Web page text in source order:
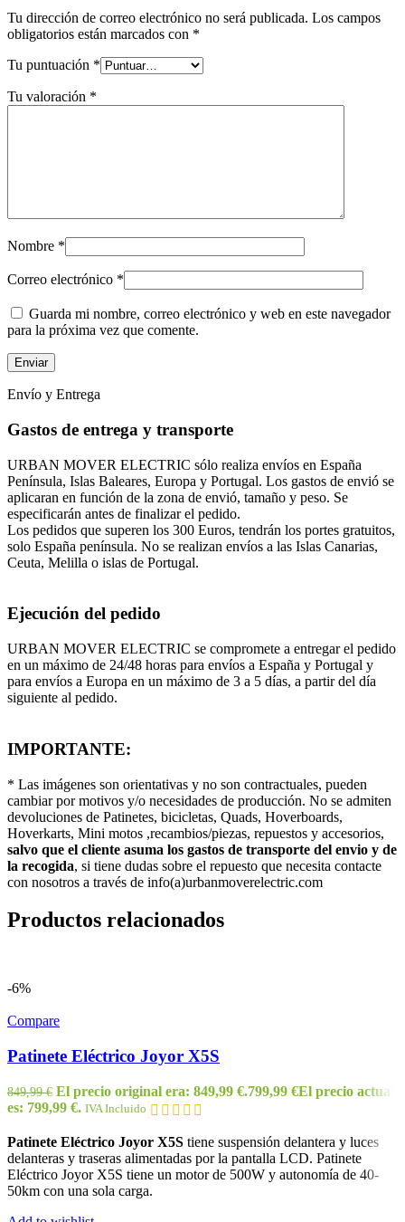
Tu dirección de correo electrónico no será publicada. Los campos
obligatorios están marcados con *
Tu puntuación *
Tu valoración *
Nombre *
Correo electrónico *
Guarda mi nombre, correo electrónico y web en este navegador
para la próxima vez que comente.
Envío y Entrega
Gastos de entrega y transporte
URBAN MOVER ELECTRIC sólo realiza envíos en España
Península, Islas Baleares, Europa y Portugal. Los gastos de envió se
aplicaran en función de la zona de envió, tamaño y peso. Se
especificarán antes de finalizar el pedido.
Los pedidos que superen los 300 Euros, tendrán los portes gratuitos,
solo España península. No se realizan envíos a las Islas Canarias,
Ceuta, Melilla o islas de Portugal.
Ejecución del pedido
URBAN MOVER ELECTRIC se compromete a entregar el pedido
en un máximo de 24/48 horas para envíos a España y Portugal y
para envíos a Europa en un máximo de 3 a 5 días, a partir del día
siguiente al pedido.
IMPORTANTE:
* Las imágenes son orientativas y no son contractuales, pueden
cambiar por motivos y/o necesidades de producción. No se admiten
devoluciones de Patinetes, bicicletas, Quads, Hoverboards,
Hoverkarts, Mini motos ,recambios/piezas, repuestos y accesorios,
salvo que el cliente asuma los gastos de transporte del envio y de
la recogida, si tiene dudas sobre el repuesto que necesita contacte
con nosotros a través de info(a)urbanmoverelectric.com
Productos relacionados
-6%
Compare
Patinete Eléctrico Joyor X5S
849,99€ El precio original era: 849,99 €.799,99 €El precio actual
es: 799,99 €. IVA Incluido
Patinete Eléctrico Joyor X5S tiene suspensión delantera y luces
delanteras y traseras alimentadas por la pantalla LCD. Patinete
Eléctrico Joyor X5S tiene un motor de 500W y autonomía de 40-
50km con una sola carga.